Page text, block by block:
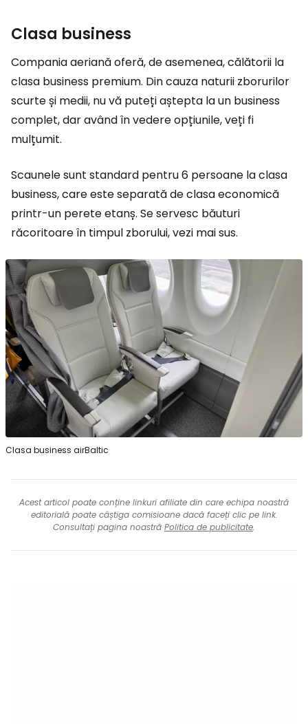
Clasa business
Compania aeriană oferă, de asemenea, călătorii la
clasa business premium. Din cauza naturii zborurilor
scurte și medii, nu vă puteți aștepta la un business
complet, dar având în vedere opțiunile, veți fi
mulțumit.
Scaunele sunt standard pentru 6 persoane la clasa
business, care este separată de clasa economică
printr-un perete etanș. Se servesc băuturi
răcoritoare în timpul zborului, vezi mai sus.
Clasa business airBaltic
Acest articol poate conține linkuri afiliate din care echipa noastră
editorială poate câștiga comisioane dacă faceți clic pe link.
Consultați pagina noastră Politica de publicitate.